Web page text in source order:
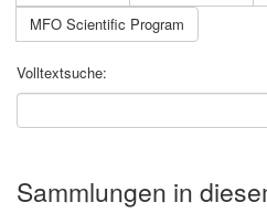
MFO Scientific Program
Volltextsuche:
Sammlungen in